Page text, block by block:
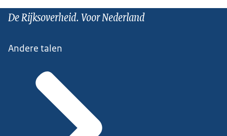
De Rijksoverheid. Voor Nederland
Andere talen